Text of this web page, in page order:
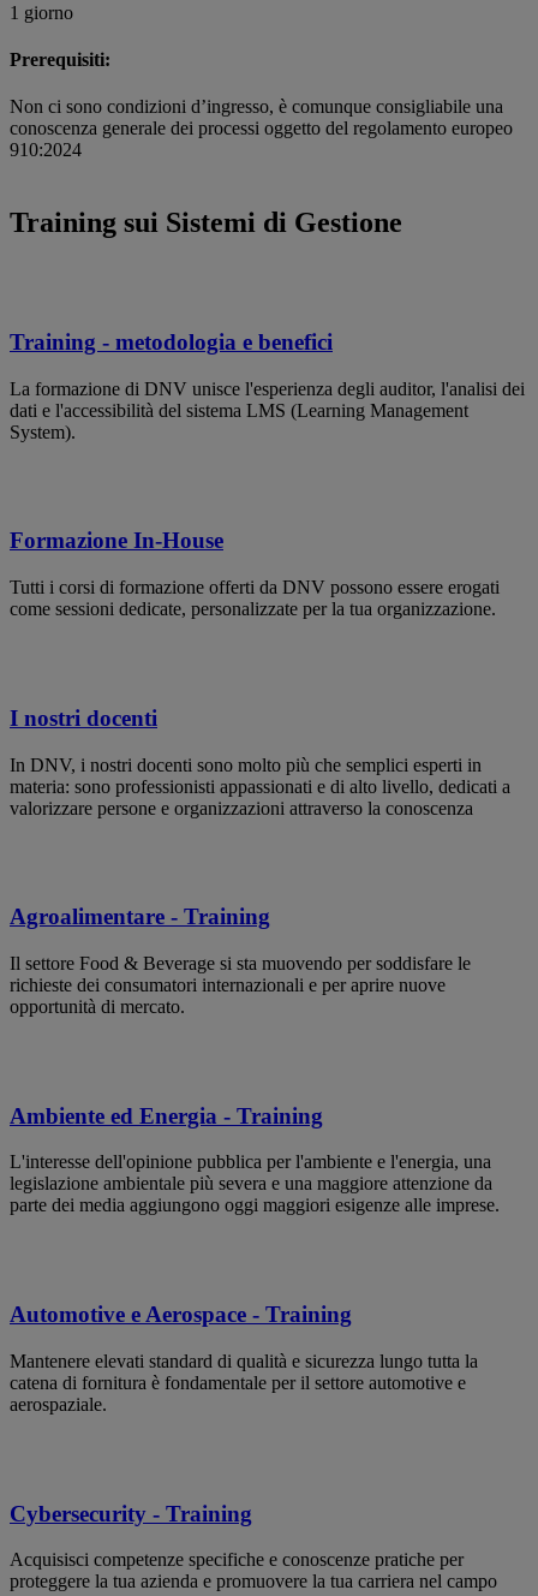
1 giorno
Prerequisiti:
Non ci sono condizioni d’ingresso, è comunque consigliabile una
conoscenza generale dei processi oggetto del regolamento europeo
910:2024
Training sui Sistemi di Gestione
Training - metodologia e benefici
La formazione di DNV unisce l'esperienza degli auditor, l'analisi dei
dati e l'accessibilità del sistema LMS (Learning Management
System).
Formazione In-House
Tutti i corsi di formazione offerti da DNV possono essere erogati
come sessioni dedicate, personalizzate per la tua organizzazione.
I nostri docenti
In DNV, i nostri docenti sono molto più che semplici esperti in
materia: sono professionisti appassionati e di alto livello, dedicati a
valorizzare persone e organizzazioni attraverso la conoscenza
Agroalimentare - Training
Il settore Food & Beverage si sta muovendo per soddisfare le
richieste dei consumatori internazionali e per aprire nuove
opportunità di mercato.
Ambiente ed Energia - Training
L'interesse dell'opinione pubblica per l'ambiente e l'energia, una
legislazione ambientale più severa e una maggiore attenzione da
parte dei media aggiungono oggi maggiori esigenze alle imprese.
Automotive e Aerospace - Training
Mantenere elevati standard di qualità e sicurezza lungo tutta la
catena di fornitura è fondamentale per il settore automotive e
aerospaziale.
Cybersecurity - Training
Acquisisci competenze specifiche e conoscenze pratiche per
proteggere la tua azienda e promuovere la tua carriera nel campo